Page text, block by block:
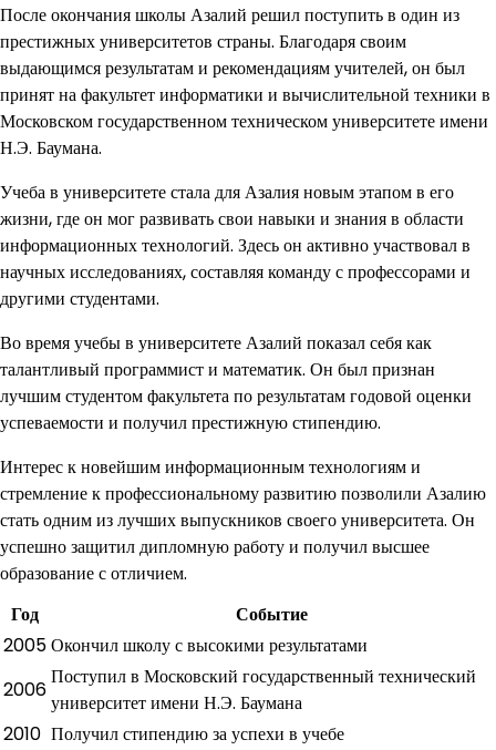
После окончания школы Азалий решил поступить в один из
престижных университетов страны. Благодаря своим
выдающимся результатам и рекомендациям учителей, он был
принят на факультет информатики и вычислительной техники в
Московском государственном техническом университете имени
Н.Э. Баумана.
Учеба в университете стала для Азалия новым этапом в его
жизни, где он мог развивать свои навыки и знания в области
информационных технологий. Здесь он активно участвовал в
научных исследованиях, составляя команду с профессорами и
другими студентами.
Во время учебы в университете Азалий показал себя как
талантливый программист и математик. Он был признан
лучшим студентом факультета по результатам годовой оценки
успеваемости и получил престижную стипендию.
Интерес к новейшим информационным технологиям и
стремление к профессиональному развитию позволили Азалию
стать одним из лучших выпускников своего университета. Он
успешно защитил дипломную работу и получил высшее
образование с отличием.
Год
Событие
2005Окончил школу с высокими результатами
2006
Поступил в Московский государственный технический
университет имени Н.Э. Баумана
2010 Получил стипендию за успехи в учебе